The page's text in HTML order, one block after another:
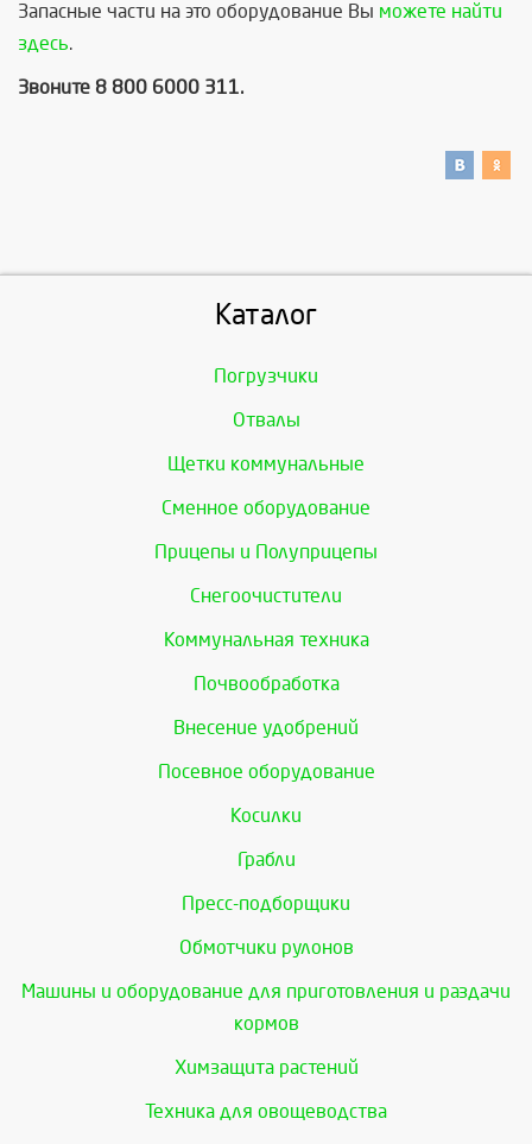
Запасные части на это оборудование Вы можете найти
здесь.
Звоните 8 800 6000 311.
Каталог
Погрузчики
Отвалы
Щетки коммунальные
Сменное оборудование
Прицепы и Полуприцепы
Снегоочистители
Коммунальная техника
Почвообработка
Внесение удобрений
Посевное оборудование
Косилки
Грабли
Пресс-подборщики
Обмотчики рулонов
Машины и оборудование для приготовления и раздачи
кормов
Химзащита растений
Техника для овощеводства